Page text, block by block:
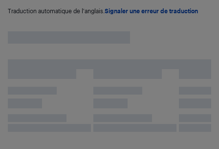
Traduction automatique de l'anglais. Signaler une erreur de traduction